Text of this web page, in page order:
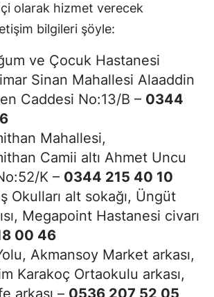
olarak hizmet verecek
bilgileri şöyle:
ve Çocuk Hastanesi
Sinan Mahallesi Alaaddin
Caddesi No:13/B – 0344
Mahallesi,
Camii altı Ahmet Uncu
K – 0344 215 40 10
Okulları alt sokağı, Üngüt
Megapoint Hastanesi civarı
00 46
Akmansoy Market arkası,
Karakoç Ortaokulu arkası,
arkası – 0536 207 52 05